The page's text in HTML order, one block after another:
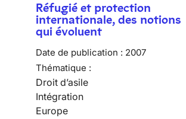
Réfugié et protection
internationale, des notions
qui évoluent
Date de publication : 2007
Thématique :
Droit d’asile
Intégration
Europe